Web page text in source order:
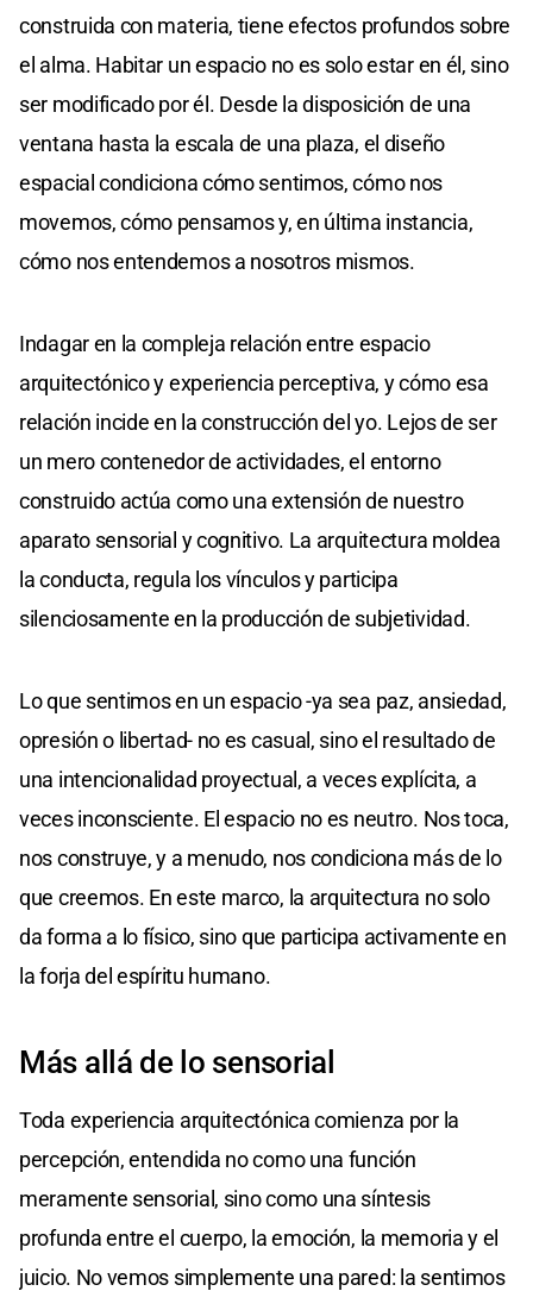
construida con materia, tiene efectos profundos sobre
el alma. Habitar un espacio no es solo estar en él, sino
ser modificado por él. Desde la disposición de una
ventana hasta la escala de una plaza, el diseño
espacial condiciona cómo sentimos, cómo nos
movemos, cómo pensamos y, en última instancia,
cómo nos entendemos a nosotros mismos.
Indagar en la compleja relación entre espacio
arquitectónico y experiencia perceptiva, y cómo esa
relación incide en la construcción del yo. Lejos de ser
un mero contenedor de actividades, el entorno
construido actúa como una extensión de nuestro
aparato sensorial y cognitivo. La arquitectura moldea
la conducta, regula los vínculos y participa
silenciosamente en la producción de subjetividad.
Lo que sentimos en un espacio -ya sea paz, ansiedad,
opresión o libertad- no es casual, sino el resultado de
una intencionalidad proyectual, a veces explícita, a
veces inconsciente. El espacio no es neutro. Nos toca,
nos construye, y a menudo, nos condiciona más de lo
que creemos. En este marco, la arquitectura no solo
da forma a lo físico, sino que participa activamente en
la forja del espíritu humano.
Más allá de lo sensorial
Toda experiencia arquitectónica comienza por la
percepción, entendida no como una función
meramente sensorial, sino como una síntesis
profunda entre el cuerpo, la emoción, la memoria y el
juicio. No vemos simplemente una pared: la sentimos